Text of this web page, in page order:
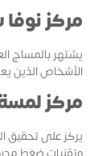
مركز نوفا
يشتهر بالمساج
الأشخاص الذين
مركز
يركز على تحقيق